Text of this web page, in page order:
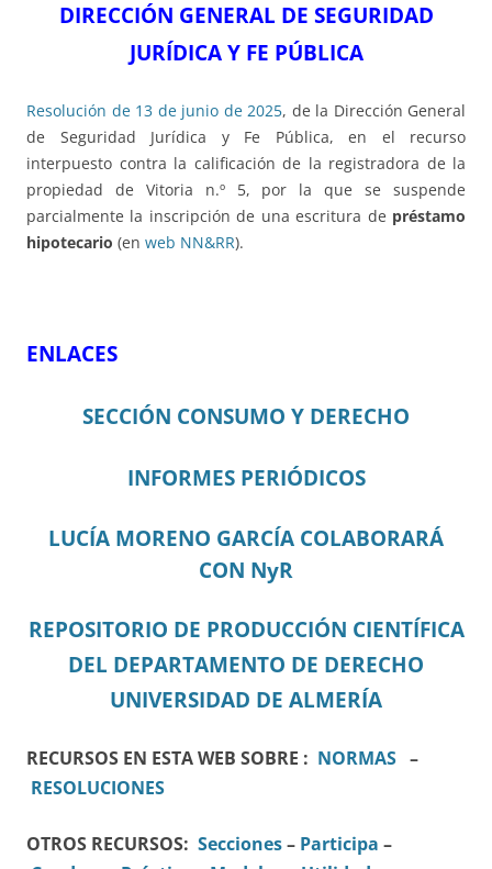
DIRECCIÓN GENERAL DE SEGURIDAD
JURÍDICA Y FE PÚBLICA
Resolución de 13 de junio de 2025, de la Dirección General
de Seguridad Jurídica y Fe Pública, en el recurso
interpuesto contra la calificación de la registradora de la
propiedad de Vitoria n.º 5, por la que se suspende
parcialmente la inscripción de una escritura de préstamo
hipotecario (en web NN&RR).
ENLACES
SECCIÓN CONSUMO Y DERECHO
INFORMES PERIÓDICOS
LUCÍA MORENO GARCÍA COLABORARÁ
CON NyR
REPOSITORIO DE PRODUCCIÓN CIENTÍFICA
DEL DEPARTAMENTO DE DERECHO
UNIVERSIDAD DE ALMERÍA
RECURSOS EN ESTA WEB SOBRE : NORMAS –
RESOLUCIONES
OTROS RECURSOS: Secciones– Participa –